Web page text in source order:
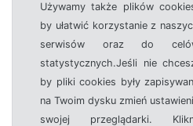
Używamy także plików
by ułatwić korzystanie z
serwisów oraz do
statystycznych.Jeśli nie
by pliki cookies były
na Twoim dysku zmień
swojej przeglądarki.